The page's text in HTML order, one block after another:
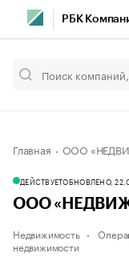
РБК
Главная ООО
ДЕЙСТВУЕТОБНОВЛЕНО,
ООО
Недвижимость
недвижимости